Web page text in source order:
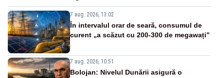
7 aug. 2026, 13:02
În intervalul orar de seară, consumul de
curent „a scăzut cu 200-300 de megawați”
7 aug. 2026, 10:51
Bolojan: Nivelul Dunării asigură o